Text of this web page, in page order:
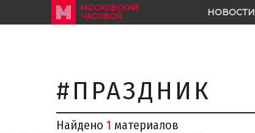
МОСКОВСКИЙ
ЧАСОВОЙ
НОВОСТИ
#ПРАЗДНИК
Найдено 1 материалов